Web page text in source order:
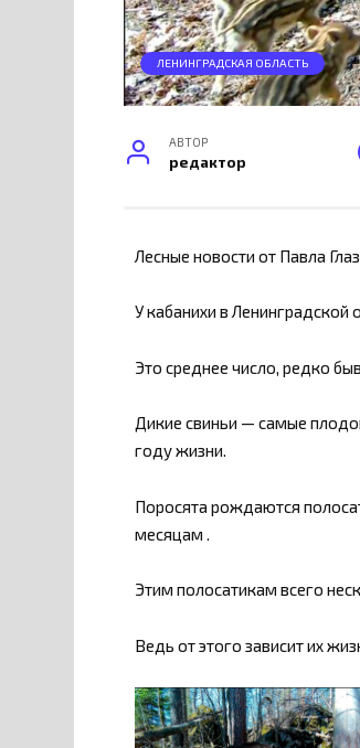
ЛЕНИНГРАДСКАЯ ОБЛАСТЬ
АВТОР
редактор
Лесные новости от Павла
У кабанихи в Ленинградской
Это среднее число, редко
Дикие свиньи — самые
году жизни.
Поросята рождаются
месяцам .
Этим полосатикам всего
Ведь от этого зависит их